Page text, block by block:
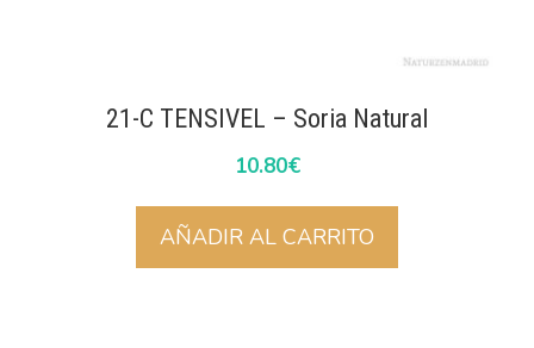
21-C TENSIVEL – Soria Natural
10.80€
AÑADIR AL CARRITO